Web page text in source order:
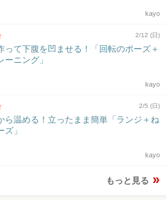
kayo
2/12 (日)
って下腹を凹ませる！「回転のポーズ＋
ーニング」
kayo
2/5 (日)
ら温める！立ったまま簡単「ランジ＋ね
ズ」
kayo
もっと見る